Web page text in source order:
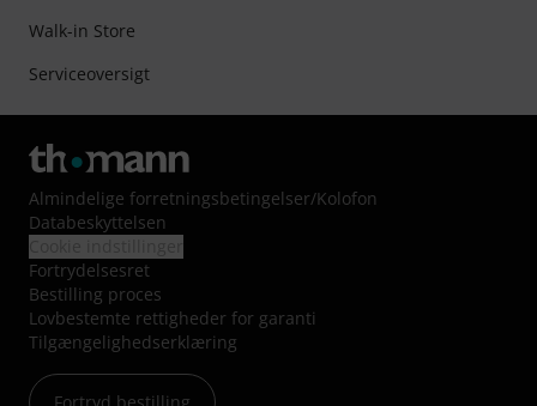
Walk-in Store
Serviceoversigt
Almindelige forretningsbetingelser/Kolofon
Databeskyttelsen
Fortrydelsesret
Bestilling proces
Lovbestemte rettigheder for garanti
Tilgængelighedserklæring